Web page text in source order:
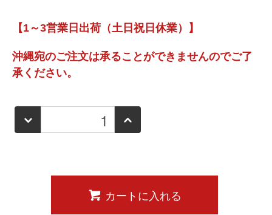
【1～3営業日出荷（土日祝日休業）】
沖縄宛のご注文は承ることができませんのでご了
承ください。
カートに入れる